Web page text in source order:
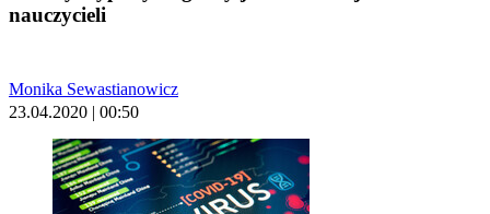
nauczycieli
Monika Sewastianowicz
23.04.2020 | 00:50